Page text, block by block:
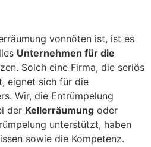
vonnöten ist, ist es
Unternehmen für die
Solch eine Firma, die seriös
eignet sich für die
Wir, die Entrümpelung
der Kellerräumung oder
unterstützt, haben
sowie die Kompetenz.